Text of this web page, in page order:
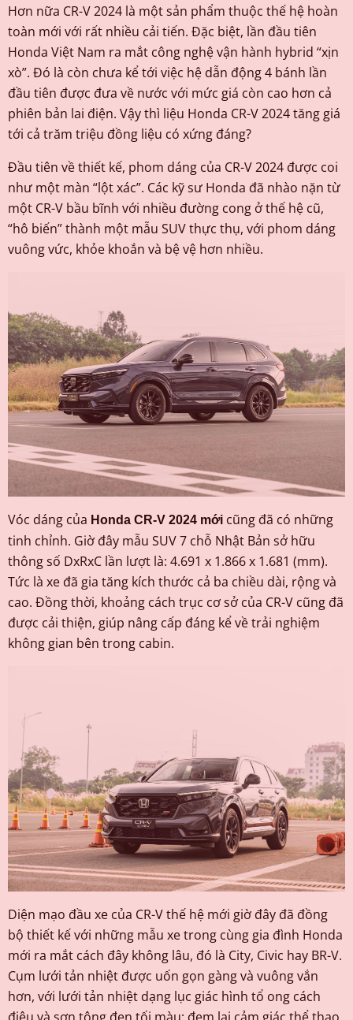
Hơn nữa CR-V 2024 là một sản phẩm thuộc thế hệ hoàn
toàn mới với rất nhiều cải tiến. Đặc biệt, lần đầu tiên
Honda Việt Nam ra mắt công nghệ vận hành hybrid “xịn
xò”. Đó là còn chưa kể tới việc hệ dẫn động 4 bánh lần
đầu tiên được đưa về nước với mức giá còn cao hơn cả
phiên bản lai điện. Vậy thì liệu Honda CR-V 2024 tăng giá
tới cả trăm triệu đồng liệu có xứng đáng?
Đầu tiên về thiết kế, phom dáng của CR-V 2024 được coi
như một màn “lột xác”. Các kỹ sư Honda đã nhào nặn từ
một CR-V bầu bĩnh với nhiều đường cong ở thế hệ cũ,
“hô biến” thành một mẫu SUV thực thụ, với phom dáng
vuông vức, khỏe khoắn và bệ vệ hơn nhiều.
Vóc dáng của Honda CR-V 2024 mới cũng đã có những
tinh chỉnh. Giờ đây mẫu SUV 7 chỗ Nhật Bản sở hữu
thông số DxRxC lần lượt là: 4.691 x 1.866 x 1.681 (mm).
Tức là xe đã gia tăng kích thước cả ba chiều dài, rộng và
cao. Đồng thời, khoảng cách trục cơ sở của CR-V cũng đã
được cải thiện, giúp nâng cấp đáng kể về trải nghiệm
không gian bên trong cabin.
Diện mạo đầu xe của CR-V thế hệ mới giờ đây đã đồng
bộ thiết kế với những mẫu xe trong cùng gia đình Honda
mới ra mắt cách đây không lâu, đó là City, Civic hay BR-V.
Cụm lưới tản nhiệt được uốn gọn gàng và vuông vắn
hơn, với lưới tản nhiệt dạng lục giác hình tổ ong cách